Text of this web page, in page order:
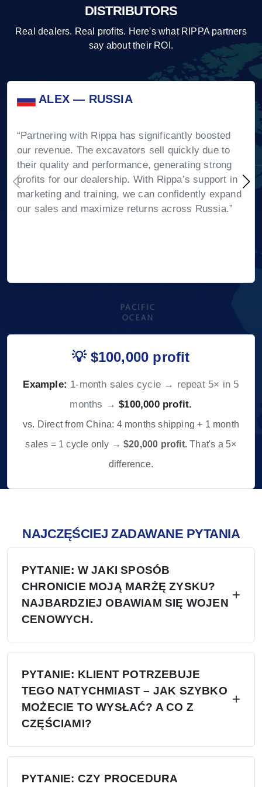
DISTRIBUTORS
Real dealers. Real profits. Here's what RIPPA partners
say about their ROI.
ALEX — RUSSIA
“Partnering with Rippa has significantly boosted
our revenue. The excavators sell quickly due to
their quality and performance, generating strong
profits for our dealership. With Rippa’s support in
marketing and training, we can confidently expand
our sales and maximize returns across Russia.”
💡 $100,000 profit
Example: 1-month sales cycle → repeat 5× in 5
months →$100,000 profit.
vs. Direct from China: 4 months shipping + 1 month
sales = 1 cycle only →$20,000 profit. That's a 5×
difference.
NAJCZĘŚCIEJ ZADAWANE PYTANIA
PYTANIE: W JAKI SPOSÓB
CHRONICIE MOJĄ MARŻĘ ZYSKU?
NAJBARDZIEJ OBAWIAM SIĘ WOJEN
CENOWYCH.
O: Cztery poziomy ochrony — (1)
Egzekwowanie cen MAP/MSRP, zakaz
oferowania cen niższych od tych; (2)
Wyłączność terytorialna, brak drugiego dealera;
(3) Fabryka nie będzie prowadzić sprzedaży
PYTANIE: KLIENT POTRZEBUJE
TEGO NATYCHMIAST – JAK SZYBKO
MOŻECIE TO WYSŁAĆ? A CO Z
CZĘŚCIAMI?
Odp.: Ponad 6 centrów dystrybucyjnych w
Stanach Zjednoczonych, Europie i Rosji —
PYTANIE: CZY PROCEDURA